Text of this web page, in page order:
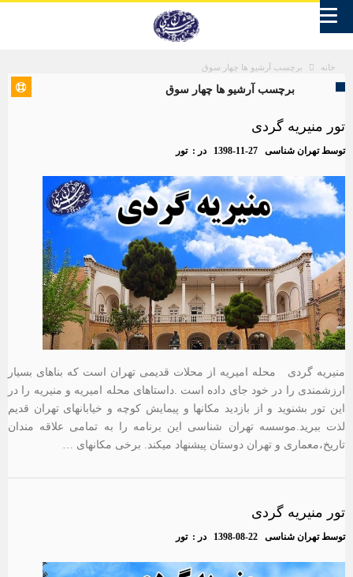
خانه برچسب آرشیو ها چهار سوق
برچسب آرشیو ها چهار سوق
تور منیریه گردی
توسطتهران شناسی 1398-11-27 در :تور
منیریه گردی محله امیریه از محلات قدیمی تهران است که بناهای بسیار
ارزشمندی را در خود جای داده است .داستاهای محله امیریه و منیریه را در
این تور بشنوید و از بازدید مکانها و پیمایش کوچه و خیابانهای تهران قدیم
لذت ببرید.موسسه تهران شناسی این برنامه را به تمامی علاقه مندان
تاریخ،معماری و تهران دوستان پیشنهاد میکند. برخی مکانهای …
تور منیریه گردی
توسطتهران شناسی 1398-08-22 در :تور